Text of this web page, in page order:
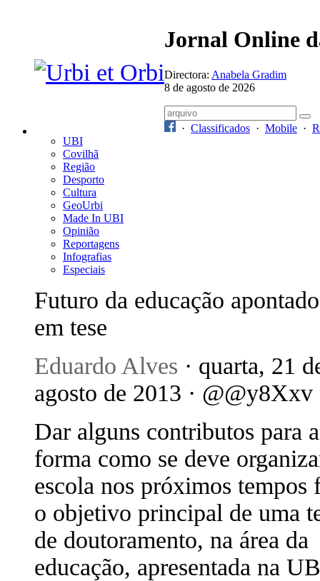
Jornal Online
Directora: Anabela Gradim
8 de agosto de 2026
· Classificados · Mobile ·
UBI
Covilhã
Região
Desporto
Cultura
GeoUrbi
Made In UBI
Opinião
Reportagens
Infografias
Especiais
Futuro da educação apontado
em tese
Eduardo Alves · quarta, 21
agosto de 2013 · @@y8Xxv
Dar alguns contributos para a
forma como se deve
escola nos próximos tempos
o objetivo principal de uma
de doutoramento, na área da
educação, apresentada na